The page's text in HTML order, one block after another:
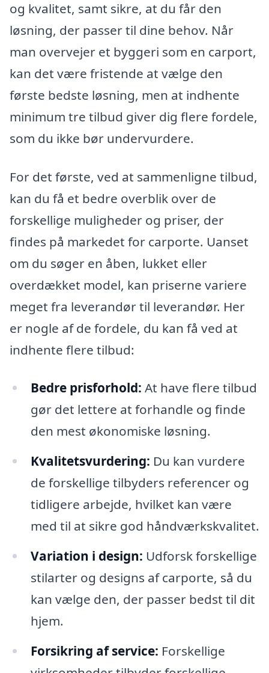
og kvalitet, samt sikre, at du får den
løsning, der passer til dine behov. Når
man overvejer et byggeri som en carport,
kan det være fristende at vælge den
første bedste løsning, men at indhente
minimum tre tilbud giver dig flere fordele,
som du ikke bør undervurdere.
For det første, ved at sammenligne tilbud,
kan du få et bedre overblik over de
forskellige muligheder og priser, der
findes på markedet for carporte. Uanset
om du søger en åben, lukket eller
overdækket model, kan priserne variere
meget fra leverandør til leverandør. Her
er nogle af de fordele, du kan få ved at
indhente flere tilbud:
Bedre prisforhold: At have flere tilbud
gør det lettere at forhandle og finde
den mest økonomiske løsning.
Kvalitetsvurdering: Du kan vurdere
de forskellige tilbyders referencer og
tidligere arbejde, hvilket kan være
med til at sikre god håndværkskvalitet.
Variation i design: Udforsk forskellige
stilarter og designs af carporte, så du
kan vælge den, der passer bedst til dit
hjem.
Forsikring af service: Forskellige